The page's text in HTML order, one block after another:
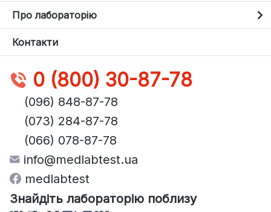
Про лабораторію
Контакти
0 (800) 30-87-78
(096) 848-87-78
(073) 284-87-78
(066) 078-87-78
info@medlabtest.ua
medlabtest
Знайдіть лабораторію поблизу